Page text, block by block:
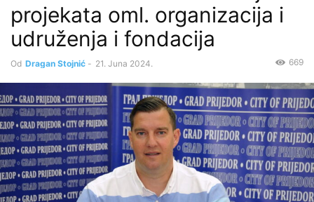
projekata oml. organizacija i
udruženja i fondacija
Od Dragan Stojnić - 21. Juna 2024. 669